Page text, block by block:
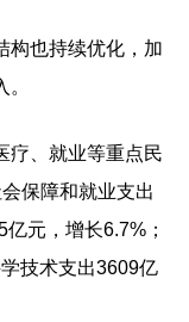
也持续优化，加
、就业等重点民
保障和就业支出
元，增长6.7%；
技术支出3609亿